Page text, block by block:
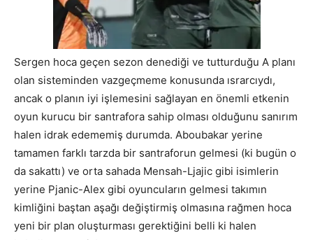
Sergen hoca geçen sezon denediği ve tutturduğu A planı
olan sisteminden vazgeçmeme konusunda ısrarcıydı,
ancak o planın iyi işlemesini sağlayan en önemli etkenin
oyun kurucu bir santrafora sahip olması olduğunu sanırım
halen idrak edememiş durumda. Aboubakar yerine
tamamen farklı tarzda bir santraforun gelmesi (ki bugün o
da sakattı) ve orta sahada Mensah-Ljajic gibi isimlerin
yerine Pjanic-Alex gibi oyuncuların gelmesi takımın
kimliğini baştan aşağı değiştirmiş olmasına rağmen hoca
yeni bir plan oluşturması gerektiğini belli ki halen